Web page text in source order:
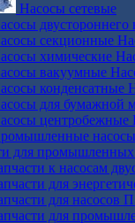
Насосы сетевые